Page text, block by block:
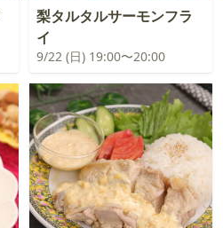
梨タルタルサーモンフラ
イ
9/22 (日) 19:00〜20:00